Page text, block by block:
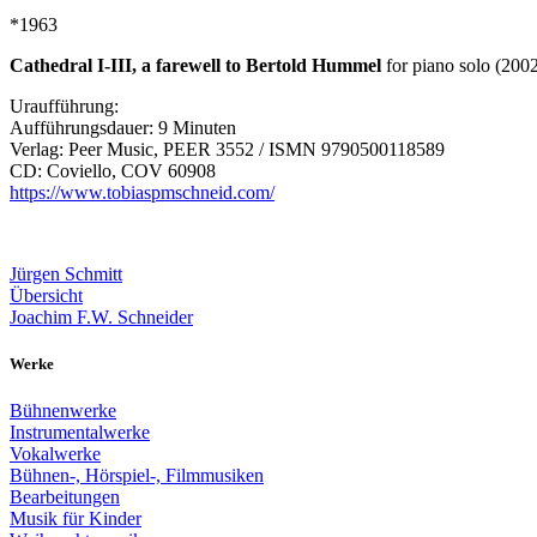
*1963
Cathedral I-III, a farewell to Bertold Hummel for piano solo
Uraufführung:
Aufführungsdauer: 9 Minuten
Verlag: Peer Music, PEER 3552 / ISMN 9790500118589
CD: Coviello, COV 60908
https://www.tobiaspmschneid.com/
Jürgen Schmitt
Übersicht
Joachim F.W. Schneider
Werke
Bühnenwerke
Instrumentalwerke
Vokalwerke
Bühnen-, Hörspiel-, Filmmusiken
Bearbeitungen
Musik für Kinder